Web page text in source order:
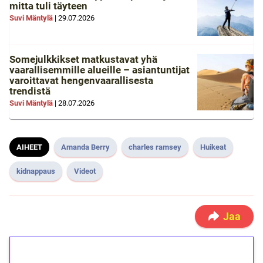
mitta tuli täyteen
Suvi Mäntylä | 29.07.2026
Somejulkkikset matkustavat yhä
vaarallisemmille alueille – asiantuntijat
varoittavat hengenvaarallisesta
trendistä
Suvi Mäntylä | 28.07.2026
AIHEET Amanda Berry charles ramsey Huikeat
kidnappaus Videot
Jaa